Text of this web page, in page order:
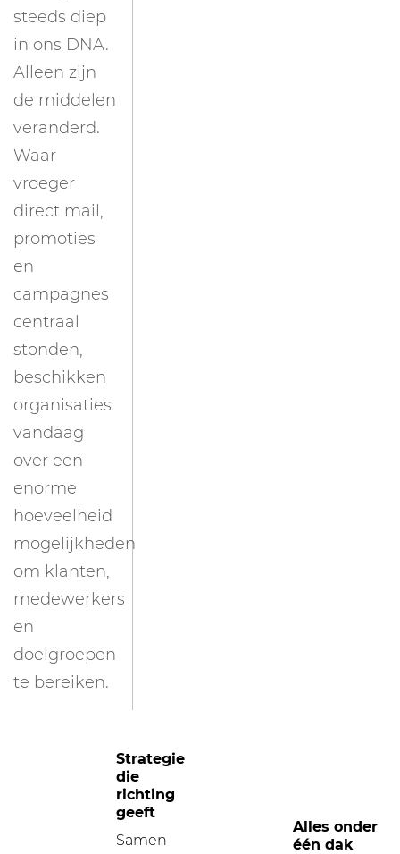
steeds diep
in ons DNA.
Alleen zijn
de middelen
veranderd.
Waar
vroeger
direct mail,
promoties
en
campagnes
centraal
stonden,
beschikken
organisaties
vandaag
over een
enorme
hoeveelheid
mogelijkheden
om klanten,
medewerkers
en
doelgroepen
te bereiken.
Strategie
die
richting
geeft
Samen
Alles onder
één dak